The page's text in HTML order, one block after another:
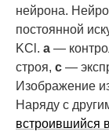
нейрона.
постоянной
KCl. a —
строя, c —
Изображение
Наряду с
встроившийся